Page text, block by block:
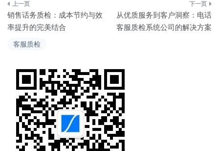
客服质检
文
章
导
航
销售话务质检：成本节约与效
率提升的完美结合
从优质服务到客户洞察：电话
客服质检系统公司的解决方案